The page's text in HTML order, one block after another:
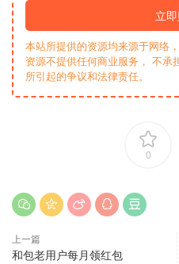
立
本站所提供的资源均来源于网络
资源不提供任何商业服务， 不承
所引起的争议和法律责任。
0
上一篇
和包老用户每月领红包